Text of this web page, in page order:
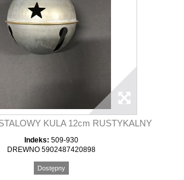
KULA 12cm RUSTYKALNY
Indeks: 509-930
DREWNO 5902487420898
Dostępny